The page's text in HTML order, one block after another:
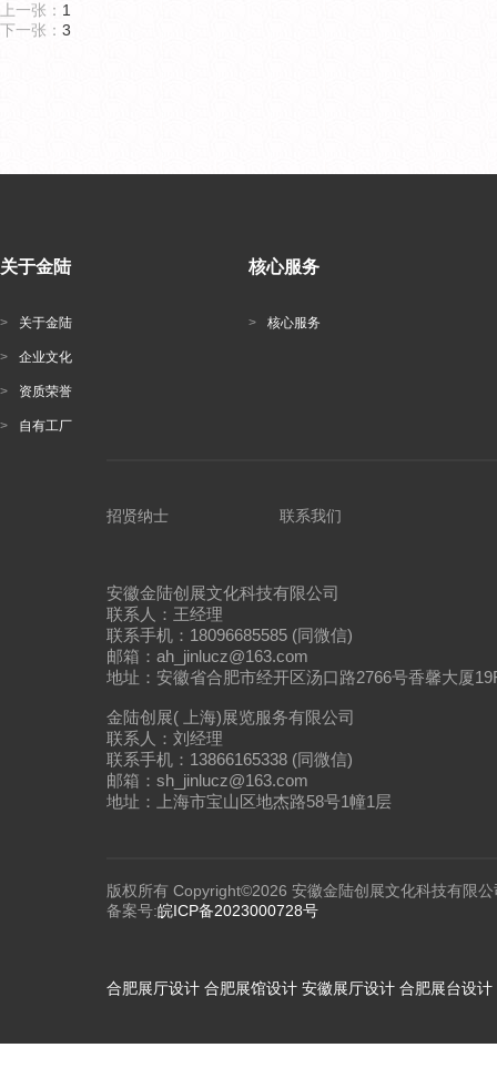
上一张： 1
下一张： 3
关于金陆
> 关于金陆
> 企业文化
> 资质荣誉
> 自有工厂
核心服务
> 核心服务
招贤纳士 联系我们
安徽金陆创展文化科技有限公司
联系人：王经理
联系手机：18096685585 (同微信)
邮箱：ah_jinlucz@163.com
地址：安徽省合肥市经开区汤口路2766号香馨大厦
金陆创展( 上海)展览服务有限公司
联系人：刘经理
联系手机：13866165338 (同微信)
邮箱：sh_jinlucz@163.com
地址：上海市宝山区地杰路58号1幢1层
版权所有 Copyright©2026 安徽金陆创展文化科技有限公
备案号:皖ICP备2023000728号
合肥展厅设计 合肥展馆设计 安徽展厅设计 合肥展台设计